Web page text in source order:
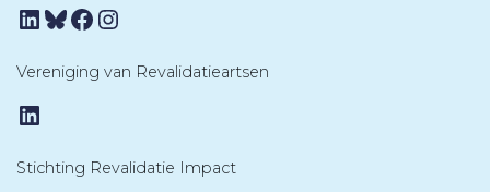
LinkedIn
Bluesky
Facebook
Instagram
Vereniging van Revalidatieartsen
LinkedIn
Stichting Revalidatie Impact